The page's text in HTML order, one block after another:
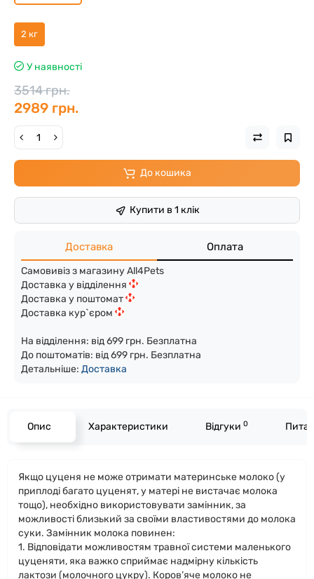
2 кг
У наявності
3514 грн.
2989 грн.
До кошика
Купити в 1 клік
Доставка Оплата
Самовивіз з магазину All4Pets
Доставка у відділення
Доставка у поштомат
Доставка кур`єром
На відділення: від 699 грн. Безплатна
До поштоматів: від 699 грн. Безплатна
Детальніше: Доставка
Опис Характеристики Відгуки 0
Якщо цуценя не може отримати материнське молоко (у
приплоді багато цуценят, у матері не вистачає молока
тощо), необхідно використовувати замінник, за
можливості близький за своїми властивостями до молока
суки. Замінник молока повинен:
1. Відповідати можливостям травної системи маленького
цуценяти, яка важко сприймає надмірну кількість
лактози (молочного цукру). Коров’яче молоко не